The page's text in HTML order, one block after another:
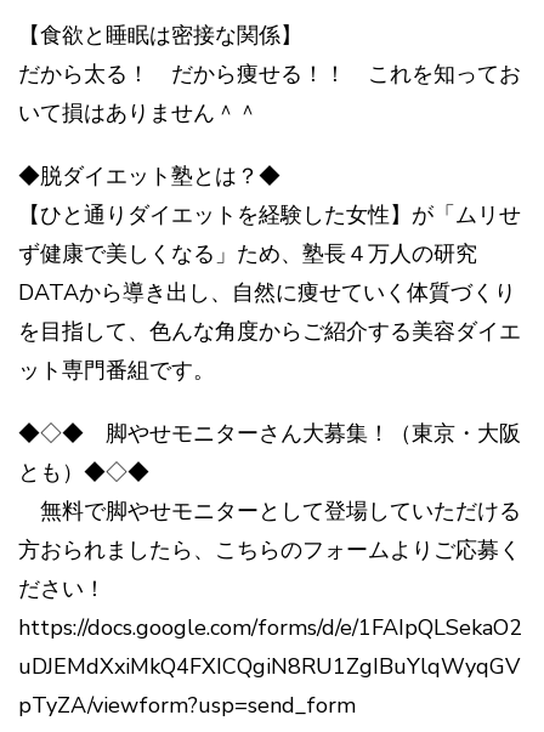
【食欲と睡眠は密接な関係】
だから太る！ だから痩せる！！ これを知ってお
いて損はありません＾＾
◆脱ダイエット塾とは？◆
【ひと通りダイエットを経験した女性】が「ムリせ
ず健康で美しくなる」ため、塾長４万人の研究
DATAから導き出し、自然に痩せていく体質づくり
を目指して、色んな角度からご紹介する美容ダイエ
ット専門番組です。
◆◇◆ 脚やせモニターさん大募集！（東京・大阪
とも）◆◇◆
無料で脚やせモニターとして登場していただける
方おられましたら、こちらのフォームよりご応募く
ださい！
https://docs.google.com/forms/d/e/1FAIpQLSekaO2
uDJEMdXxiMkQ4FXICQgiN8RU1ZgIBuYlqWyqGV
pTyZA/viewform?usp=send_form